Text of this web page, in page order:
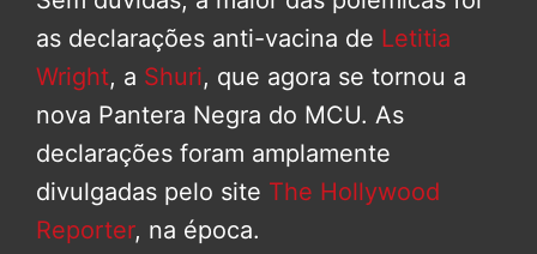
as declarações anti-vacina de Letitia
Wright, a Shuri, que agora se tornou a
nova Pantera Negra do MCU. As
declarações foram amplamente
divulgadas pelo site The Hollywood
Reporter, na época.